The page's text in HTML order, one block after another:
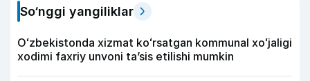
So‘nggi yangiliklar
Oʻzbekistonda xizmat koʻrsatgan kommunal xoʻjaligi
xodimi faxriy unvoni taʼsis etilishi mumkin